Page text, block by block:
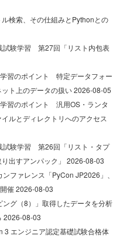
検索、その仕組みとPythonとの
試験学習 第27回「リスト内包表
学習のポイント 特定データフォー
ト上のデータの扱い2026-08-05
学習のポイント 汎用OS・ランタ
ルとディレクトリへのアクセス
試験学習 第26回「リスト・タプ
出すアンパック」 2026-08-03
ファレンス「PyCon JP2026」、
催2026-08-03
グ（8）」取得したデータを分析
2026-08-03
3 エンジニア認定基礎試験合格体